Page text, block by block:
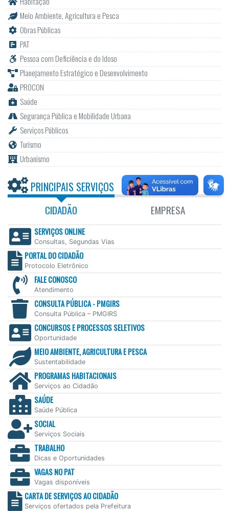
Meio Ambiente, Agricultura e Pesca
Obras Públicas
PAT
Pessoa com Deficiência e do Idoso
Planejamento Estratégico e Desenvolvimento
PROCON
Saúde
Segurança Pública e Mobilidade Urbana
Serviços Públicos
Turismo
Urbanismo
PRINCIPAIS SERVIÇOS
CIDADÃO EMPRESA
SERVIÇOS ONLINE
Consultas, Segundas Vias
PORTAL DO CIDADÃO
Protocolo Eletrônico
FALE CONOSCO
Atendimento
CONSULTA PÚBLICA - PMGIRS
Consulta Pública – PMGIRS
CONCURSOS E PROCESSOS SELETIVOS
Oportunidade
MEIO AMBIENTE, AGRICULTURA E PESCA
Sustentabilidade
PROGRAMAS HABITACIONAIS
Serviços ao Cidadão
SAÚDE
Saúde Pública
SOCIAL
Serviços Sociais
TRABALHO
Dicas e Oportunidades
VAGAS NO PAT
Vagas disponíveis
CARTA DE SERVIÇOS AO CIDADÃO
Serviços ofertados pela Prefeitura